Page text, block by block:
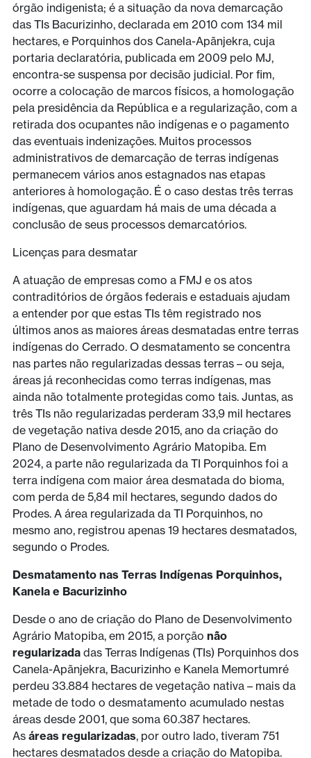
órgão indigenista; é a situação da nova demarcação
das TIs Bacurizinho, declarada em 2010 com 134 mil
hectares, e Porquinhos dos Canela-Apãnjekra, cuja
portaria declaratória, publicada em 2009 pelo MJ,
encontra-se suspensa por decisão judicial. Por fim,
ocorre a colocação de marcos físicos, a homologação
pela presidência da República e a regularização, com a
retirada dos ocupantes não indígenas e o pagamento
das eventuais indenizações. Muitos processos
administrativos de demarcação de terras indígenas
permanecem vários anos estagnados nas etapas
anteriores à homologação. É o caso destas três terras
indígenas, que aguardam há mais de uma década a
conclusão de seus processos demarcatórios.
Licenças para desmatar
A atuação de empresas como a FMJ e os atos
contraditórios de órgãos federais e estaduais ajudam
a entender por que estas TIs têm registrado nos
últimos anos as maiores áreas desmatadas entre terras
indígenas do Cerrado. O desmatamento se concentra
nas partes não regularizadas dessas terras – ou seja,
áreas já reconhecidas como terras indígenas, mas
ainda não totalmente protegidas como tais. Juntas, as
três TIs não regularizadas perderam 33,9 mil hectares
de vegetação nativa desde 2015, ano da criação do
Plano de Desenvolvimento Agrário Matopiba. Em
2024, a parte não regularizada da TI Porquinhos foi a
terra indígena com maior área desmatada do bioma,
com perda de 5,84 mil hectares, segundo dados do
Prodes. A área regularizada da TI Porquinhos, no
mesmo ano, registrou apenas 19 hectares desmatados,
segundo o Prodes.
Desmatamento nas Terras Indígenas Porquinhos,
Kanela e Bacurizinho
Desde o ano de criação do Plano de Desenvolvimento
Agrário Matopiba, em 2015, a porção não
regularizadadas Terras Indígenas (TIs) Porquinhos dos
Canela-Apãnjekra, Bacurizinho e Kanela Memortumré
perdeu 33.884 hectares de vegetação nativa – mais da
metade de todo o desmatamento acumulado nestas
áreas desde 2001, que soma 60.387 hectares.
As áreas regularizadas, por outro lado, tiveram 751
hectares desmatados desde a criação do Matopiba.